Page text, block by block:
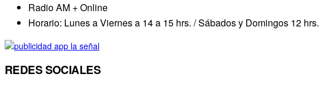
Radio AM + Online
Horario: Lunes a Viernes a 14 a 15 hrs. / Sábados y Domingos 12 hrs.
REDES SOCIALES